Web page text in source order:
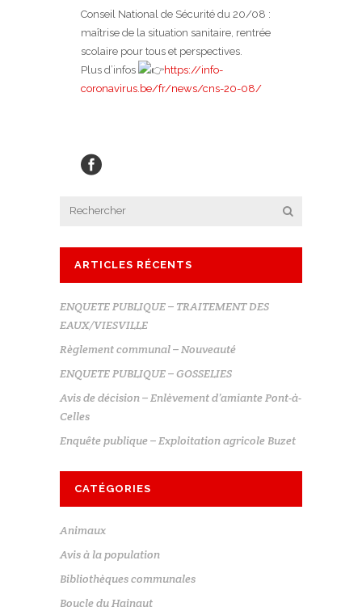
Conseil National de Sécurité du 20/08 :
maîtrise de la situation sanitaire, rentrée
scolaire pour tous et perspectives.
Plus d’infos
https://info-
coronavirus.be/fr/news/cns-20-08/
ARTICLES RÉCENTS
ENQUETE PUBLIQUE – TRAITEMENT DES
EAUX/VIESVILLE
Règlement communal – Nouveauté
ENQUETE PUBLIQUE – GOSSELIES
Avis de décision – Enlèvement d’amiante Pont-à-
Celles
Enquête publique – Exploitation agricole Buzet
CATÉGORIES
Animaux
Avis à la population
Bibliothèques communales
Boucle du Hainaut